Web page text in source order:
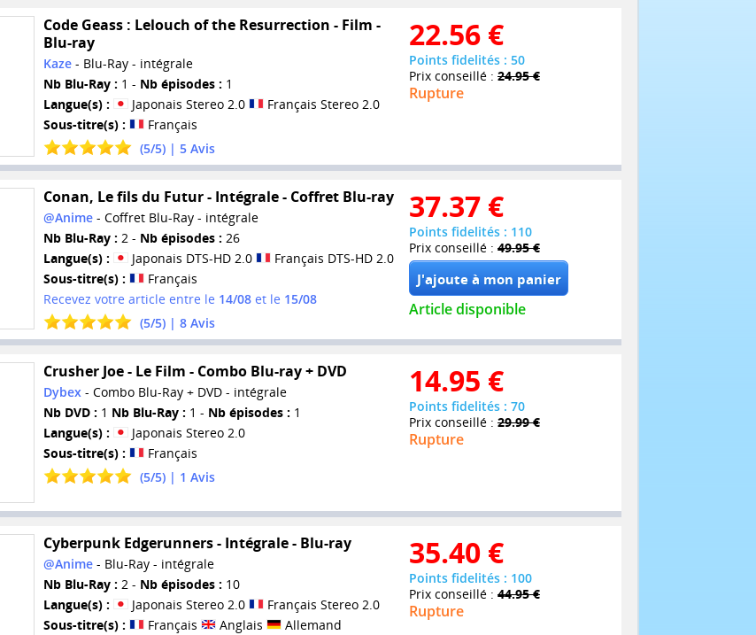
Code Geass : Lelouch of the Resurrection - Film -
Blu-ray
Kaze- Blu-Ray - intégrale
Nb Blu-Ray : 1 - Nb épisodes : 1
Langue(s) :
Japonais Stereo 2.0
Français Stereo 2.0
Sous-titre(s) :
Français
(5/5) | 5Avis
22.56 €
Points fidelités : 50
Prix conseillé : 24.95 €
Rupture
Conan, Le fils du Futur - Intégrale - Coffret Blu-ray
@Anime- Coffret Blu-Ray - intégrale
Nb Blu-Ray : 2 - Nb épisodes : 26
Langue(s) :
Japonais DTS-HD 2.0
Français DTS-HD 2.0
Sous-titre(s) :
Français
Recevez votre article entre le 14/08et le 15/08
(5/5) | 8Avis
37.37 €
Points fidelités : 110
Prix conseillé : 49.95 €
Article disponible
Crusher Joe - Le Film - Combo Blu-ray + DVD
Dybex - Combo Blu-Ray + DVD - intégrale
Nb DVD : 1 Nb Blu-Ray : 1 - Nb épisodes : 1
Langue(s) :
Japonais Stereo 2.0
Sous-titre(s) :
Français
(5/5) | 1 Avis
14.95 €
Points fidelités : 70
Prix conseillé : 29.99 €
Rupture
Cyberpunk Edgerunners - Intégrale - Blu-ray
@Anime- Blu-Ray - intégrale
Nb Blu-Ray : 2 - Nb épisodes : 10
Langue(s) :
Japonais Stereo 2.0
Français Stereo 2.0
Sous-titre(s) :
Français Anglais
Allemand
35.40 €
Points fidelités : 100
Prix conseillé : 44.95 €
Rupture